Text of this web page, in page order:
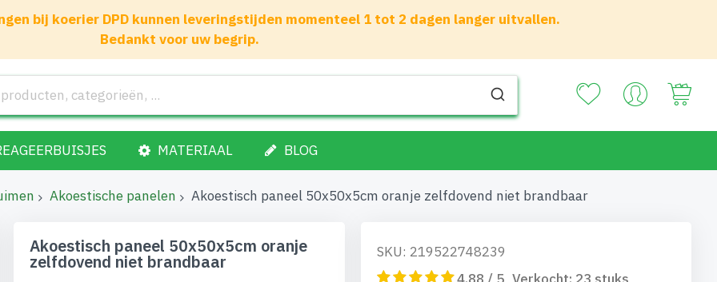
bij koerier DPD kunnen leveringstijden momenteel 1 tot 2 dagen langer uitvallen.
Bedankt voor uw begrip.
MATERIAAL BLOG
Akoestische panelen Akoestisch paneel 50x50x5cm oranje zelfdovend niet brandbaar
Akoestisch paneel 50x50x5cm oranje
zelfdovend niet brandbaar
SKU: 219522748239